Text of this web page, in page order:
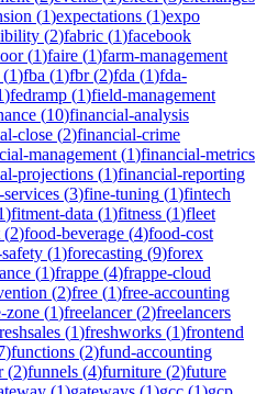
(1)expectations (1)expo
(2)fabric (1)facebook
(1)faire (1)farm-management
(1)fba (1)fbr(2)fda (1)fda-
)fedramp (1)field-management
(10)financial-analysis
close (2)financial-crime
management (1)financial-metrics
projections (1)financial-reporting
(3)fine-tuning (1)fintech
)fitment-data (1)fitness (1)fleet
(2)food-beverage (4)food-cost
(1)forecasting (9)forex
(1)frappe (4)frappe-cloud
(2)free (1)free-accounting
zone (1)freelancer(2)freelancers
(1)freshworks (1)frontend
)functions (2)fund-accounting
(2)funnels (4)furniture (2)future